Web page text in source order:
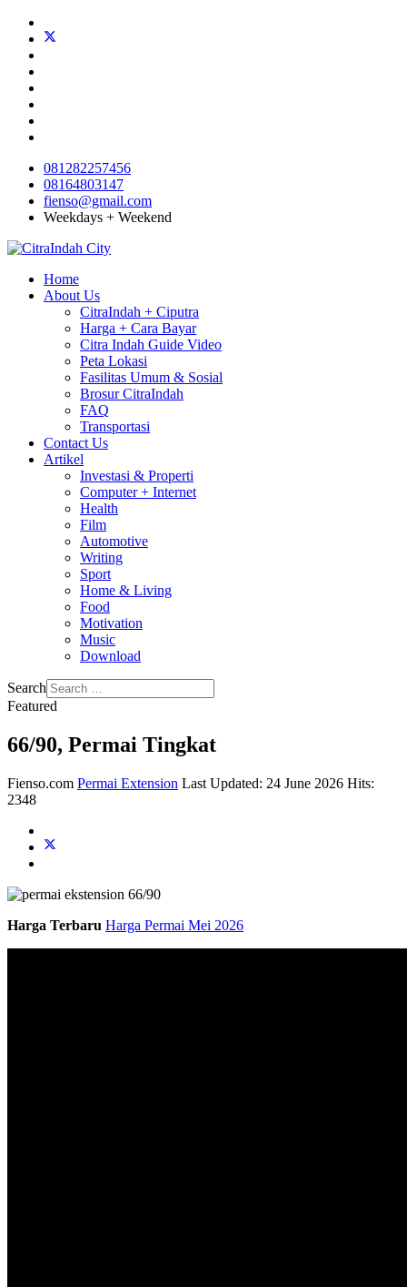
081282257456
08164803147
fienso@gmail.com
Weekdays + Weekend
Home
About Us
CitraIndah + Ciputra
Harga + Cara Bayar
Citra Indah Guide Video
Peta Lokasi
Fasilitas Umum & Sosial
Brosur CitraIndah
FAQ
Transportasi
Contact Us
Artikel
Investasi & Properti
Computer + Internet
Health
Film
Automotive
Writing
Sport
Home & Living
Food
Motivation
Music
Download
Search
Featured
66/90, Permai Tingkat
Fienso.com Permai Extension Last Updated: 24 June 2026 Hits:
2348
Harga Terbaru Harga Permai Mei 2026